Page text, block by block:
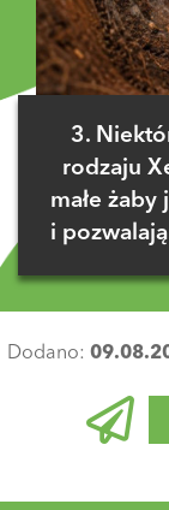
3.
rodzaju
małe żaby
i
Dodano: